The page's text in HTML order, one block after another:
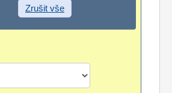
Zrušit vše